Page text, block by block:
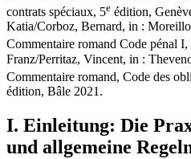
contrats spéciaux, 5e édition,
Katia/Corboz, Bernard, in :
Commentaire romand Code pénal I,
Franz/Perritaz, Vincent, in :
Commentaire romand, Code des
édition, Bâle 2021.
I. Einleitung: Die
und allgemeine